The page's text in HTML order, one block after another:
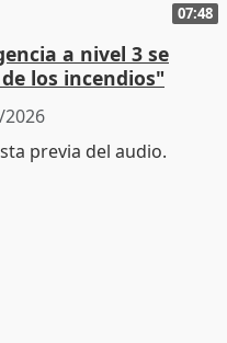
07:48
a nivel 3 se
los incendios"